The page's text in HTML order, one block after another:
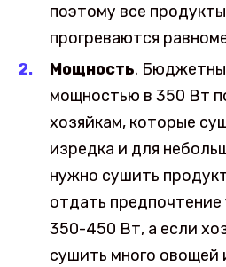
поэтому все
прогреваются
Мощность.
мощностью в 350 Вт
хозяйкам, которые
изредка и для
нужно сушить
отдать
350-450 Вт, а если
сушить много овощей